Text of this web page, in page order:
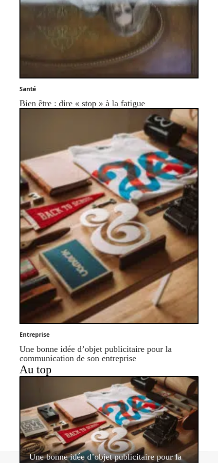
Santé
Bien être : dire « stop » à la fatigue
Entreprise
Une bonne idée d’objet publicitaire pour la
communication de son entreprise
Au top
Une bonne idée d’objet publicitaire pour la